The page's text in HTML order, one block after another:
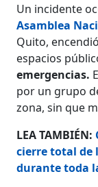
Un incidente
Asamblea
Quito,
espacios
emergencias.
por un grupo
zona, sin que
LEA TAMBIÉN:
cierre total de
durante toda